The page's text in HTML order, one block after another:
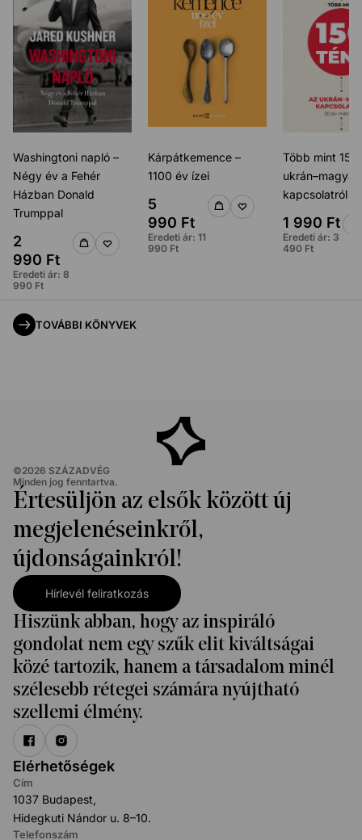
Washingtoni napló –
Négy év a Fehér
Házban Donald
Trumppal
2
990 Ft
Eredeti ár: 8
990 Ft
Kárpátkemence –
1100 év ízei
5
990 Ft
Eredeti ár: 11
990 Ft
Több mint
ukrán–magyar
kapcsolatról
1 990 Ft
Eredeti ár: 3
490 Ft
TOVÁBBI KÖNYVEK
©2026 SZÁZADVÉG
Minden jog fenntartva.
Értesüljön az elsők között új
megjelenéseinkről,
újdonságainkról!
Hírlevél feliratkozás
Hiszünk abban, hogy az inspiráló
gondolat nem egy szűk elit kiváltságai
közé tartozik, hanem a társadalom minél
szélesebb rétegei számára nyújtható
szellemi élmény.
Elérhetőségek
Cím
1037 Budapest,
Hidegkuti Nándor u. 8–10.
Telefonszám